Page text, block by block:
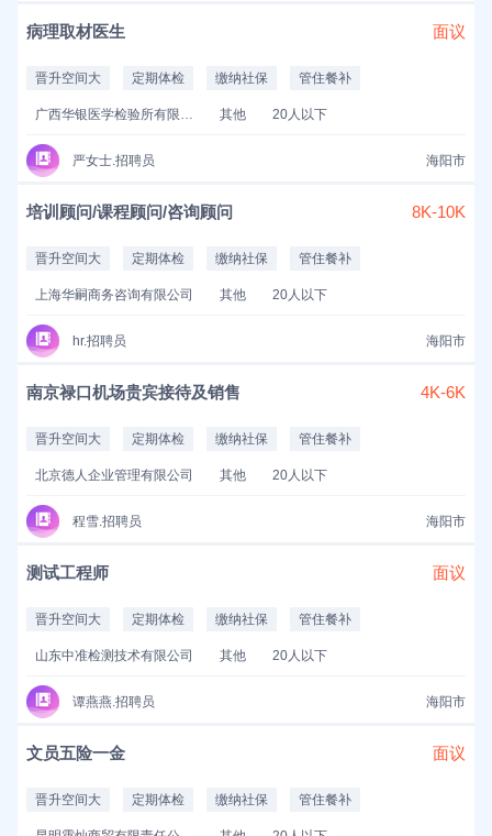
病理取材医生 面议
晋升空间大 定期体检 缴纳社保 管住餐补
广西华银医学检验所有限公司 其他 20人以下
严女士.招聘员 海阳市
培训顾问/课程顾问/咨询顾问 8K-10K
晋升空间大 定期体检 缴纳社保 管住餐补
上海华嗣商务咨询有限公司 其他 20人以下
hr.招聘员 海阳市
南京禄口机场贵宾接待及销售 4K-6K
晋升空间大 定期体检 缴纳社保 管住餐补
北京德人企业管理有限公司 其他 20人以下
程雪.招聘员 海阳市
测试工程师 面议
晋升空间大 定期体检 缴纳社保 管住餐补
山东中准检测技术有限公司 其他 20人以下
谭燕燕.招聘员 海阳市
文员五险一金 面议
晋升空间大 定期体检 缴纳社保 管住餐补